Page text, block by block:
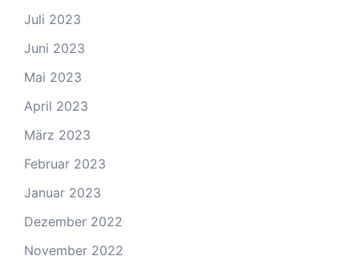
Juli 2023
Juni 2023
Mai 2023
April 2023
März 2023
Februar 2023
Januar 2023
Dezember 2022
November 2022